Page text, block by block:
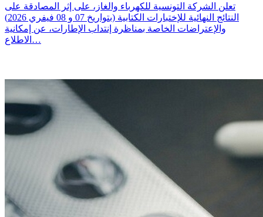
تعلن الشركة التونسية للكهرباء والغاز، على إثر المصادقة على
النتائج النهائية للإختبارات الكتابية (بتواريخ 07 و 08 فيفري 2026)
والإعتراضات الخاصة بمناظرة إنتداب الإطارات، عن إمكانية
الاطلاع…